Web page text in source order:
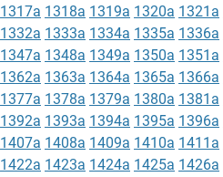
1317a 1318a 1319a 1320a 1321a
1332a 1333a 1334a 1335a 1336a
1347a 1348a 1349a 1350a 1351a
1362a 1363a 1364a 1365a 1366a
1377a 1378a 1379a 1380a 1381a
1392a 1393a 1394a 1395a 1396a
1407a 1408a 1409a 1410a 1411a
1422a 1423a 1424a 1425a 1426a